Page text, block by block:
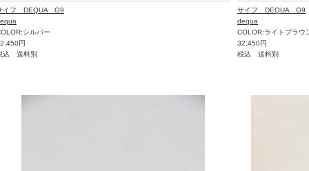
イフ DEQUA G9
シルバー
円
込 送料別
サイフ DEQUA G9
dequa
COLOR:ライトブラウ
32,450円
税込 送料別